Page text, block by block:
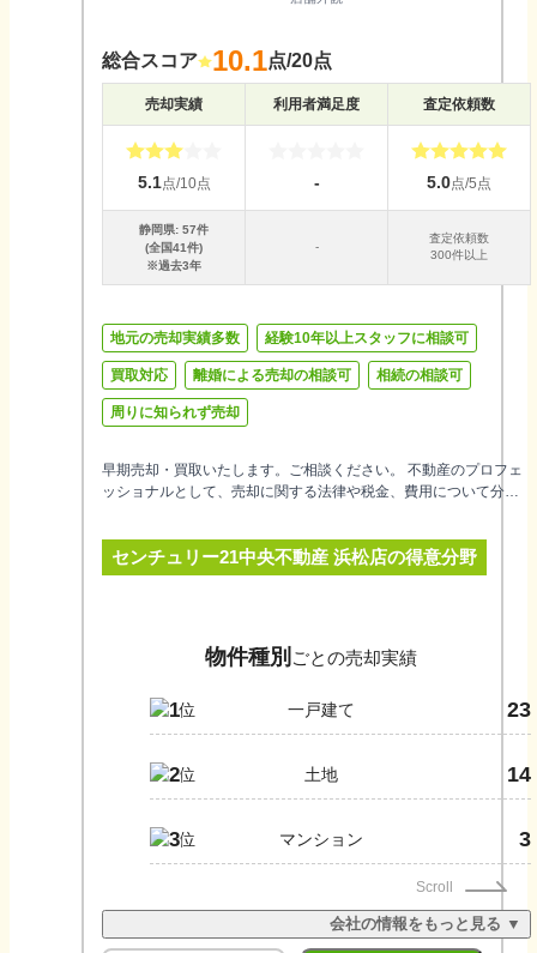
総合スコア 10.1点/20点
売却実績 利用者満足度 査定依頼数
5.1点/10点 - 5.0点/5点
静岡県: 57件
(全国41件)
※過去3年
-
査定依頼数
300件以上
地元の売却実績多数 経験10年以上スタッフに相談可
買取対応 離婚による売却の相談可 相続の相談可
周りに知られず売却
早期売却・買取いたします。ご相談ください。 不動産のプロフェ
ッショナルとして、売却に関する法律や税金、費用について分か
ださい。
センチュリー21中央不動産 浜松店の得意分野
物件種別 ごとの売却実績
1 一戸建て 23
2 土地 14
3 マンション 3
Scroll
会社の情報をもっと見る ▼